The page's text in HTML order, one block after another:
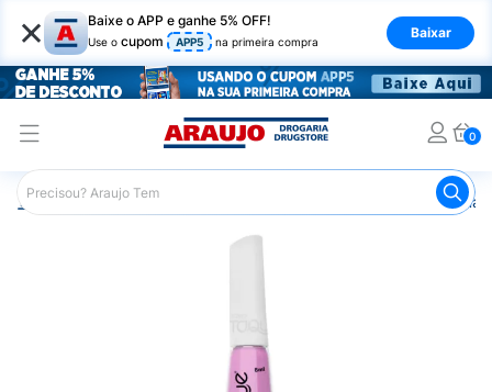
× Baixe o APP e ganhe 5% OFF!
Use o cupom APP5 na primeira compra
Baixar
0
Araujo Beleza e Cuidados